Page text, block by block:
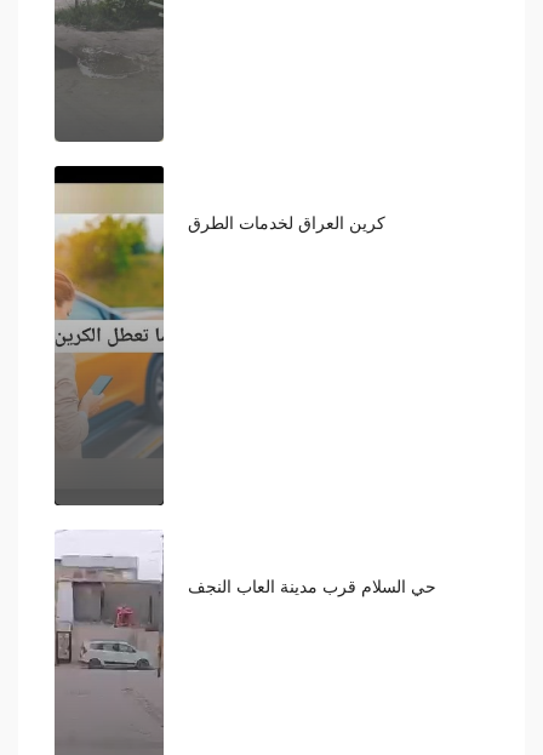
كرين العراق لخدمات الطرق
حي السلام قرب مدينة العاب النجف